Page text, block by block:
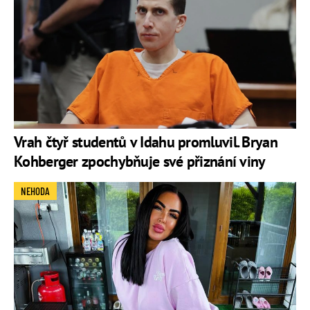
Vrah čtyř studentů v Idahu promluvil. Bryan
Kohberger zpochybňuje své přiznání viny
NEHODA